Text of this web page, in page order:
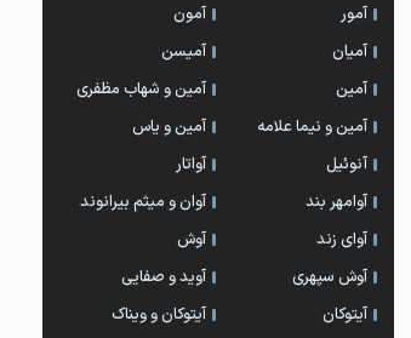
آمور
آمون
آمیان
آمیسن
آمین
آمین و شهاب مظفری
آمین و نیما علامه
آمین و یاس
آنوئیل
آواتار
آوامهر بند
آوان و میثم بیرانوند
آوای زند
آوش
آوش سپهری
آوید و صفایی
آیتوکان
آیتوکان و ویناک